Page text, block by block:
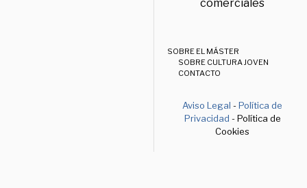
comerciales
SOBRE EL MÁSTER
SOBRE CULTURA JOVEN
CONTACTO
Aviso Legal -Política de
Privacidad - Política de
Cookies